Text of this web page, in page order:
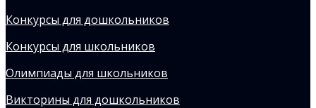
Конкурсы для дошкольников
Конкурсы для школьников
Олимпиады для школьников
Викторины для дошкольников